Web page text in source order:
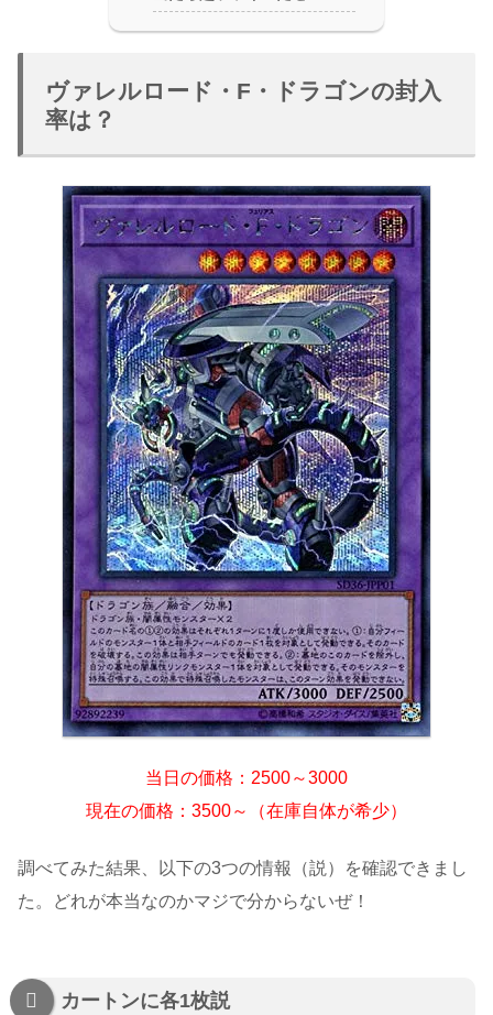
ヴァレルロード・F・ドラゴンの封入
率は？
当日の価格：2500～3000
現在の価格：3500～（在庫自体が希少）
調べてみた結果、以下の3つの情報（説）を確認できまし
た。どれが本当なのかマジで分からないぜ！
カートンに各1枚説